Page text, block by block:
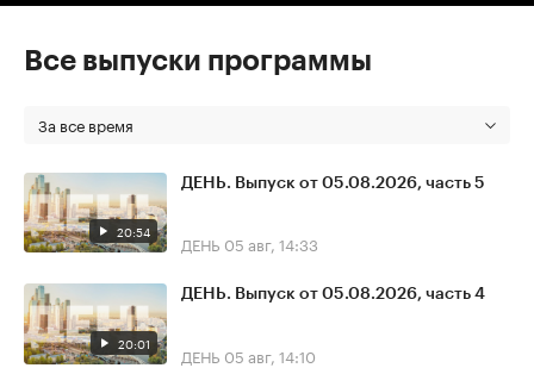
Все выпуски программы
За все время
20:54
ДЕНЬ. Выпуск от 05.08.2026, часть 5
ДЕНЬ 05 авг, 14:33
20:01
ДЕНЬ. Выпуск от 05.08.2026, часть 4
ДЕНЬ 05 авг, 14:10